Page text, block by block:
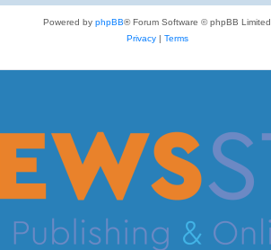
Powered by phpBB® Forum Software © phpBB Limited
Privacy| Terms